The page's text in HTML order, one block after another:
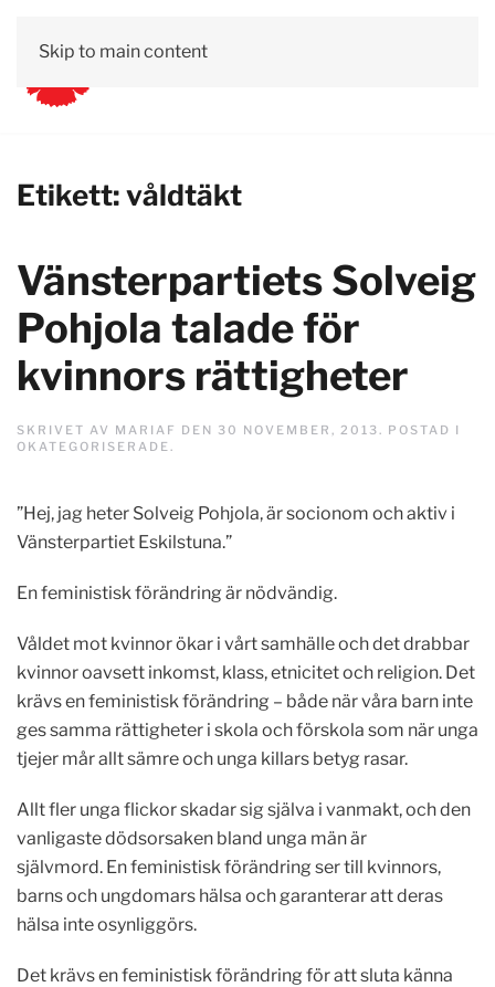
Skip to main content
Etikett:våldtäkt
Vänsterpartiets Solveig
Pohjola talade för
kvinnors rättigheter
SKRIVET AV MARIAF DEN 30 NOVEMBER, 2013. POSTAD I
OKATEGORISERADE.
”Hej, jag heter Solveig Pohjola, är socionom och aktiv i
Vänsterpartiet Eskilstuna.”
En feministisk förändring är nödvändig.
Våldet mot kvinnor ökar i vårt samhälle och det drabbar
kvinnor oavsett inkomst, klass, etnicitet och religion. Det
krävs en feministisk förändring – både när våra barn inte
ges samma rättigheter i skola och förskola som när unga
tjejer mår allt sämre och unga killars betyg rasar.
Allt fler unga flickor skadar sig själva i vanmakt, och den
vanligaste dödsorsaken bland unga män är
självmord. En feministisk förändring ser till kvinnors,
barns och ungdomars hälsa och garanterar att deras
hälsa inte osynliggörs.
Det krävs en feministisk förändring för att sluta känna